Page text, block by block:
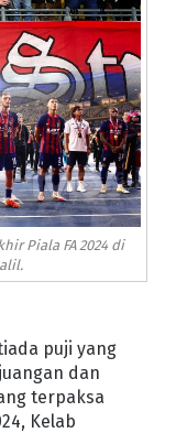
Piala FA 2024 di
puji yang
dan
terpaksa
Kelab